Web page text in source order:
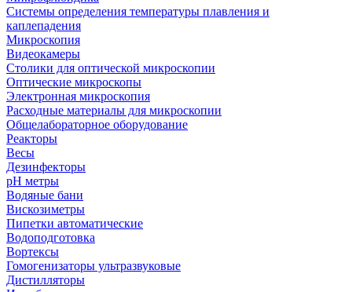
Системы определения температуры плавления и
каплепадения
Микроскопия
Видеокамеры
Столики для оптической микроскопии
Оптические микроскопы
Электронная микроскопия
Расходные материалы для микроскопии
Общелабораторное оборудование
Реакторы
Весы
Дезинфекторы
рН метры
Водяные бани
Вискозиметры
Пипетки автоматические
Водоподготовка
Вортексы
Гомогенизаторы ультразвуковые
Дистилляторы